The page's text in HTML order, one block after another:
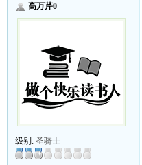
高万芹0
级别: 圣骑士